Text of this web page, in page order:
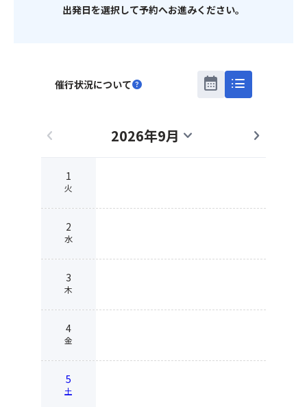
出発日を選択して予約へお進みください。
催行状況についてhelp calendar_month list
chevron_left 2026年9月 expand_more chevron_right
1
火
2
水
3
木
4
金
5
土